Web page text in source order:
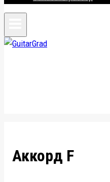
Аккорд F